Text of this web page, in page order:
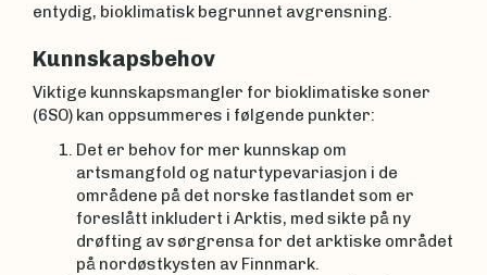
entydig, bioklimatisk begrunnet avgrensning.
Kunnskapsbehov
Viktige kunnskapsmangler for bioklimatiske soner
(6SO) kan oppsummeres i følgende punkter:
Det er behov for mer kunnskap om
artsmangfold og naturtypevariasjon i de
områdene på det norske fastlandet som er
foreslått inkludert i Arktis, med sikte på ny
drøfting av sørgrensa for det arktiske området
på nordøstkysten av Finnmark.